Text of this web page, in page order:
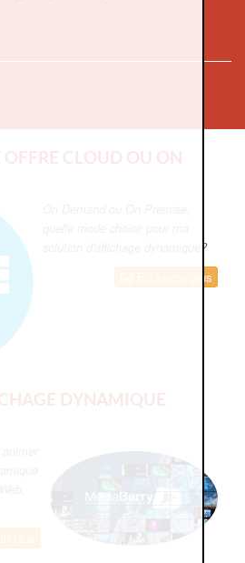
CLOUD OU ON
solution d'affichage dynamique?
En savoir plus
DYNAMIQUE